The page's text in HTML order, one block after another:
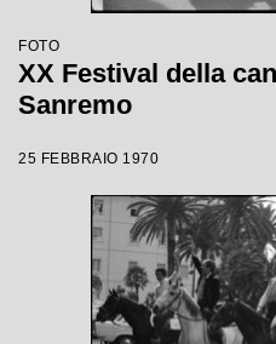
FOTO
XX Festival della
Sanremo
25 FEBBRAIO 1970